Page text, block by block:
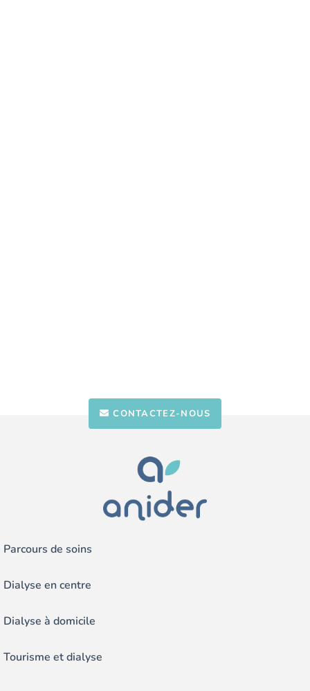
CONTACTEZ-NOUS
Parcours de soins
Dialyse en centre
Dialyse à domicile
Tourisme et dialyse